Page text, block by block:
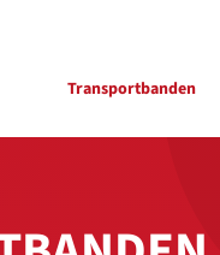
Transportbanden